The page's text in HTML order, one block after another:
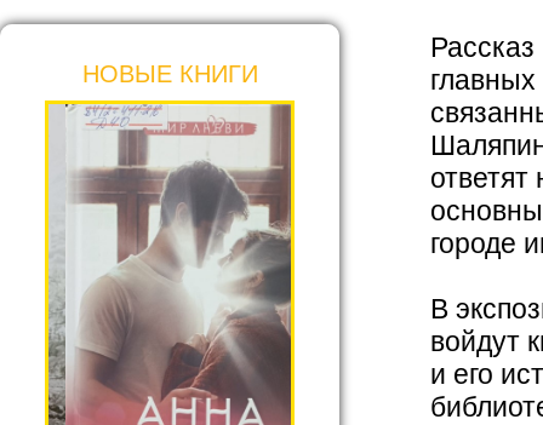
НОВЫЕ КНИГИ
городе
В
войдут
и его